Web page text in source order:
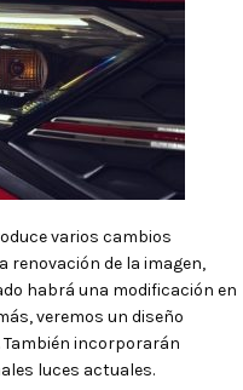
varios cambios
renovación de la imagen,
habrá una modificación en
veremos un diseño
incorporarán
luces actuales.